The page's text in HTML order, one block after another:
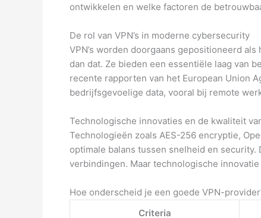
ontwikkelen en welke factoren de
De rol van VPN’s in moderne cybersecurity
VPN’s worden doorgaans gepositioneerd
dan dat. Ze bieden een essentiële laag van
recente rapporten van het European Union
bedrijfsgevoelige data, vooral bij remote
Technologische innovaties en de kwaliteit
Technologieën zoals AES-256 encryptie,
optimale balans tussen snelheid en
verbindingen. Maar technologische
Hoe onderscheid je een goede VPN-
Criteria